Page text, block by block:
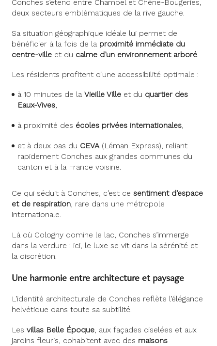
Conches s’étend entre Champel et Chêne-Bougeries,
deux secteurs emblématiques de la rive gauche.
Sa situation géographique idéale lui permet de
bénéficier à la fois de la proximité immédiate du
centre-ville et du calme d’un environnement arboré
Les résidents profitent d’une accessibilité optimale :
à 10 minutes de la Vieille Ville et du quartier des
Eaux-Vives,
à proximité des écoles privées internationales,
et à deux pas du CEVA(Léman Express), reliant
rapidement Conches aux grandes communes du
canton et à la France voisine.
Ce qui séduit à Conches, c’est ce sentiment d’espace
et de respiration, rare dans une métropole
internationale.
Là où Cologny domine le lac, Conches s’immerge
dans la verdure : ici, le luxe se vit dans la sérénité et
la discrétion.
Une harmonie entre architecture et paysage
L’identité architecturale de Conches reflète l’élégance
helvétique dans toute sa subtilité.
Les villas Belle Époque, aux façades ciselées et aux
jardins fleuris, cohabitent avec des maisons